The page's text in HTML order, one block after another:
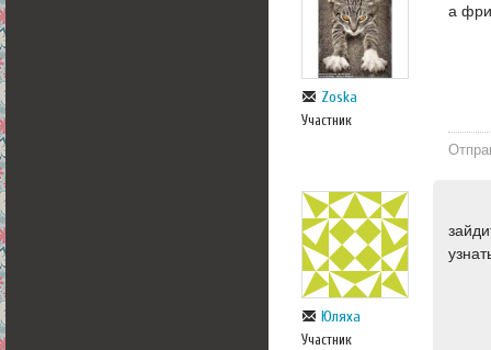
Zoska
Участник
а
Юляха
Участник